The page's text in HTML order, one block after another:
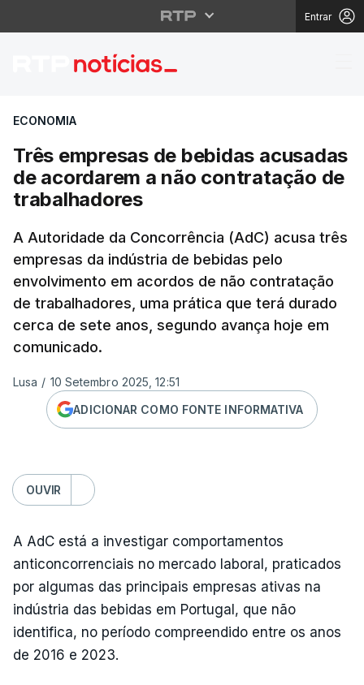
Entrar
Três empresas de
ECONOMIA
Três empresas de bebidas acusadas
de acordarem a não contratação de
trabalhadores
A Autoridade da Concorrência (AdC) acusa três
empresas da indústria de bebidas pelo
envolvimento em acordos de não contratação
de trabalhadores, uma prática que terá durado
cerca de sete anos, segundo avança hoje em
comunicado.
Lusa / 10 Setembro 2025, 12:51
ADICIONAR COMO FONTE INFORMATIVA
OUVIR
A AdC está a investigar comportamentos
anticoncorrenciais no mercado laboral, praticados
por algumas das principais empresas ativas na
indústria das bebidas em Portugal, que não
identifica, no período compreendido entre os anos
de 2016 e 2023.